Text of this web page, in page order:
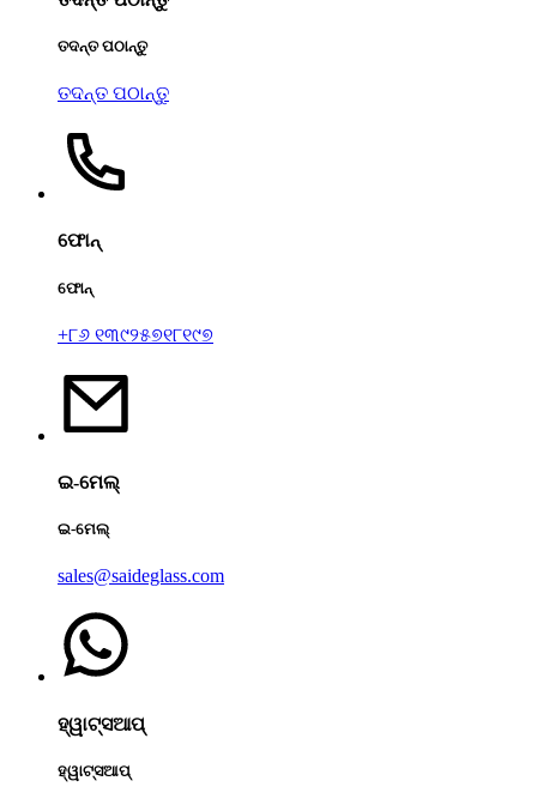
ତଦନ୍ତ ପଠାନ୍ତୁ
ତଦନ୍ତ ପଠାନ୍ତୁ
ଫୋନ୍
ଫୋନ୍
+୮୬ ୧୩୯୨୫୭୧୮୧୯୭
ଇ-ମେଲ୍
ଇ-ମେଲ୍
sales@saideglass.com
ହ୍ୱାଟ୍ସଆପ୍
ହ୍ୱାଟ୍ସଆପ୍